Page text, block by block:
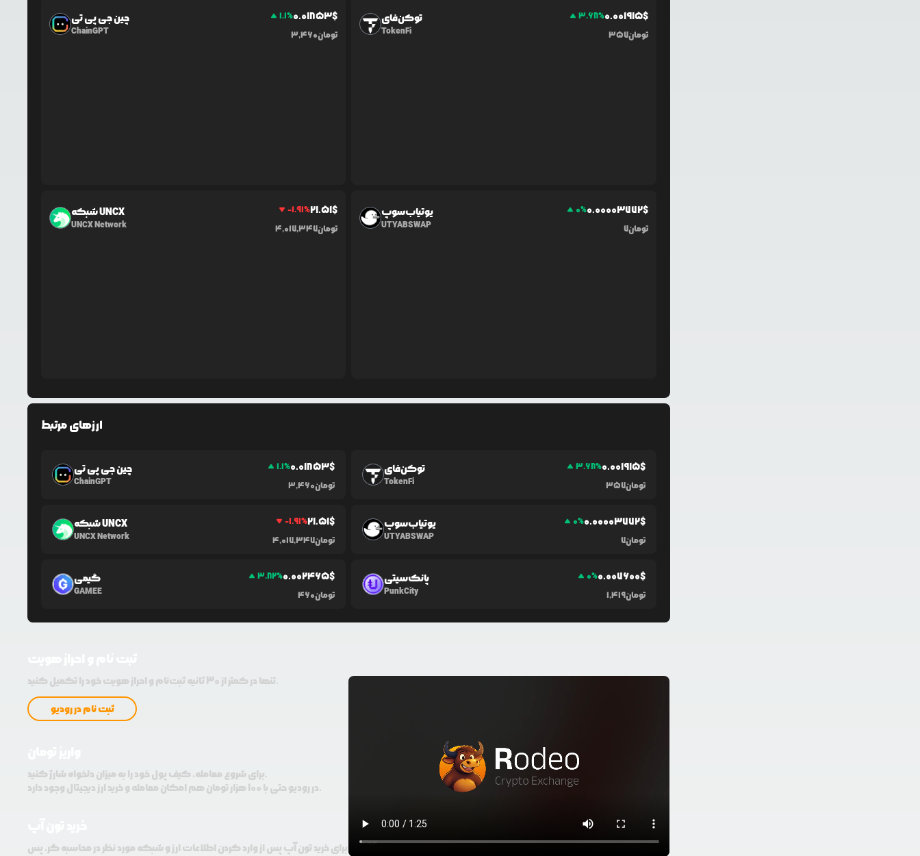
چین جی پی تی
ChainGPT
1.1%0.01853$
3,460تومان
توکن‌فای
TokenFi
3.68%0.001915$
357تومان
شبکه UNCX
UNCX Network
-1.91%21.51$
4,017,347تومان
یوتیاب‌سوپ
UTYABSWAP
0%0.00003772$
7تومان
ارزهای مرتبط
چین جی پی تی
ChainGPT
1.1%0.01853$
3,460تومان
توکن‌فای
TokenFi
3.68%0.001915$
357تومان
شبکه UNCX
UNCX Network
-1.91%21.51$
4,017,347تومان
یوتیاب‌سوپ
UTYABSWAP
0%0.00003772$
7تومان
گیمی
GAMEE
3.82%0.002465$
460تومان
پانک‌سیتی
PunkCity
0%0.007600$
1,419تومان
تنها در کمتر از 30 ثانیه ثبت‌نام و احراز هویت خود را تکمیل کنید.
ثبت نام در رودیو
برای شروع معامله، کیف پول خود را به میزان دلخواه شارژ کنید.
در رودیو حتی با 100 هزار تومان هم امکان معامله و خرید ارز دیجیتال وجود دارد.
برای خرید تون آپ پس از وارد کردن اطلاعات ارز و شبکه مورد نظر در محاسبه گر، پس